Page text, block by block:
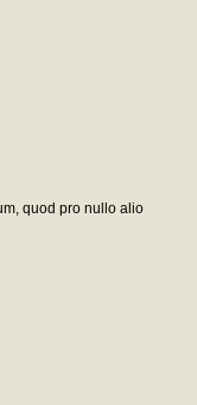
quod pro nullo alio